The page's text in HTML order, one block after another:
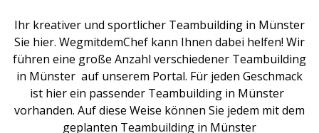
Ihr kreativer und sportlicher Teambuilding in Münster
Sie hier. WegmitdemChef kann Ihnen dabei helfen! Wir
führen eine große Anzahl verschiedener Teambuilding
in Münster auf unserem Portal. Für jeden Geschmack
ist hier ein passender Teambuildingin Münster
vorhanden. Auf diese Weise können Sie jedem mit dem
geplanten Teambuilding in Münster